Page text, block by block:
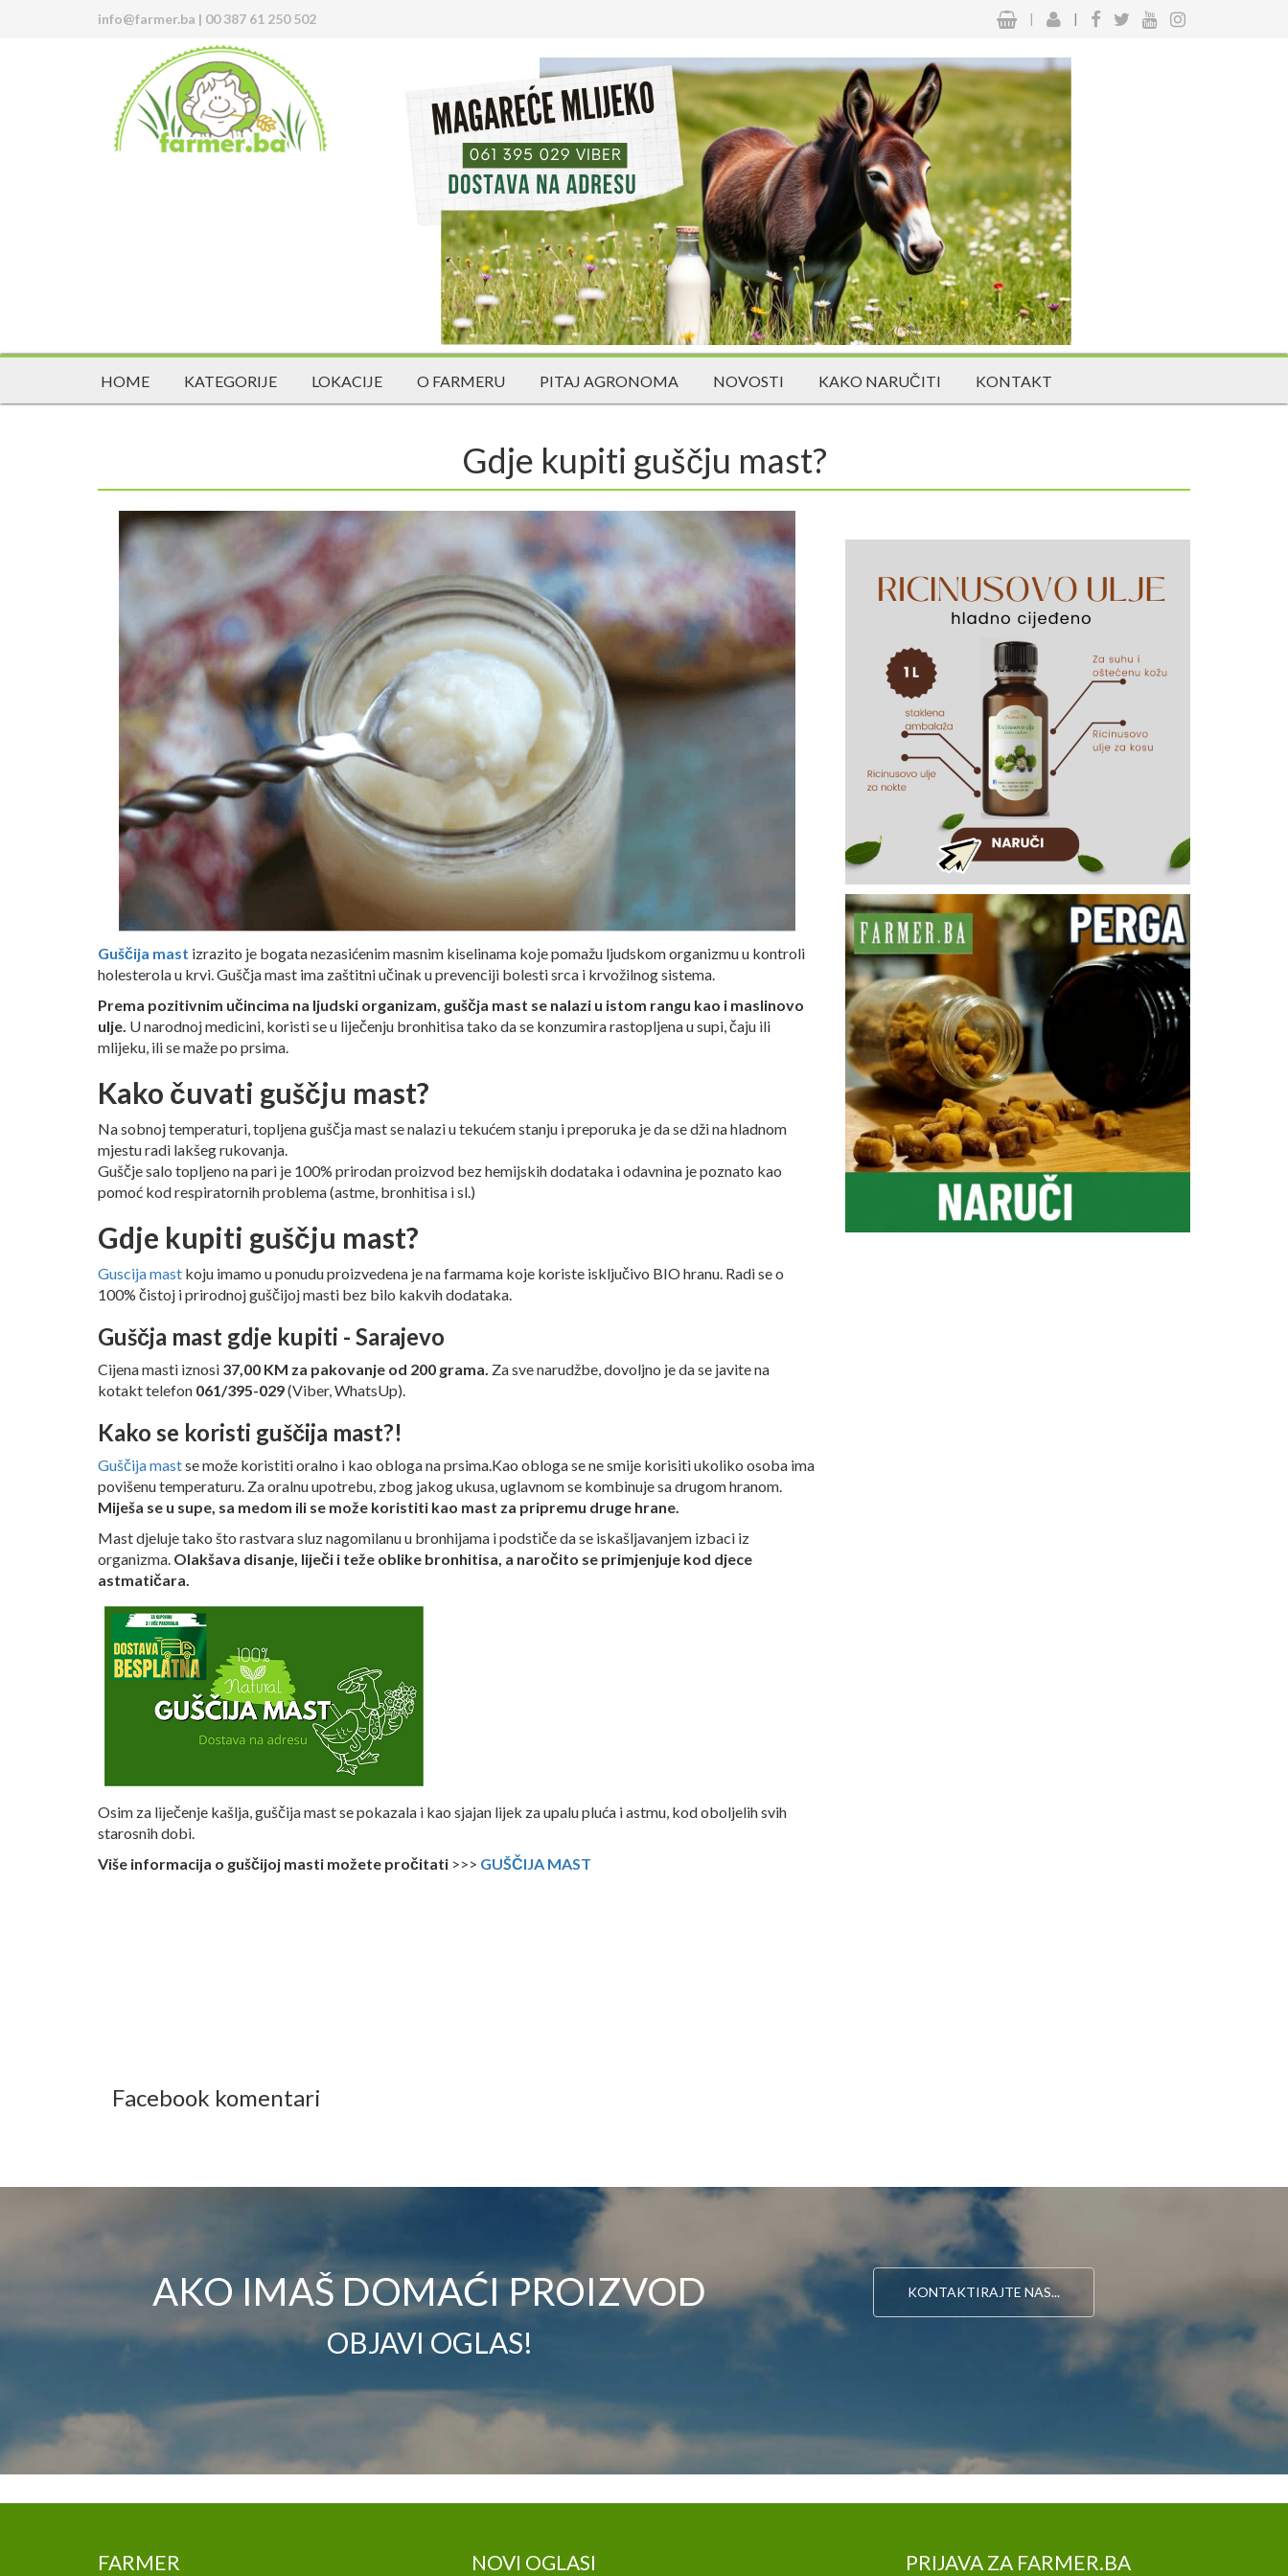
info@farmer.ba | 00 387 61 250 502 | |
HOME KATEGORIJE LOKACIJE O FARMERU PITAJ AGRONOMA NOVOSTI KAKO NARUČITI KONTAKT
Gdje kupiti guščju mast?
Guščija mast izrazito je bogata nezasićenim masnim kiselinama koje pomažu ljudskom organizmu u kontroli
holesterola u krvi. Guščja mast ima zaštitni učinak u prevenciji bolesti srca i krvožilnog sistema.
Prema pozitivnim učincima na ljudski organizam, guščja mast se nalazi u istom rangu kao i maslinovo
ulje. U narodnoj medicini, koristi se u liječenju bronhitisa tako da se konzumira rastopljena u supi, čaju ili
mlijeku, ili se maže po prsima.
Kako čuvati guščju mast?
Na sobnoj temperaturi, topljena guščja mast se nalazi u tekućem stanju i preporuka je da se dži na hladnom
mjestu radi lakšeg rukovanja.
Guščje salo topljeno na pari je 100% prirodan proizvod bez hemijskih dodataka i odavnina je poznato kao
pomoć kod respiratornih problema (astme, bronhitisa i sl.)
Gdje kupiti guščju mast?
Guscija mast koju imamo u ponudu proizvedena je na farmama koje koriste isključivo BIO hranu. Radi se o
100% čistoj i prirodnoj guščijoj masti bez bilo kakvih dodataka.
Guščja mast gdje kupiti - Sarajevo
Cijena masti iznosi 37,00 KM za pakovanje od 200 grama. Za sve narudžbe, dovoljno je da se javite na
kotakt telefon 061/395-029(Viber, WhatsUp).
Kako se koristi guščija mast?!
Guščija mastse može koristiti oralno i kao obloga na prsima.Kao obloga se ne smije korisiti ukoliko osoba ima
povišenu temperaturu. Za oralnu upotrebu, zbog jakog ukusa, uglavnom se kombinuje sa drugom hranom.
Miješa se u supe, sa medom ili se može koristiti kao mast za pripremu druge hrane.
Mast djeluje tako što rastvara sluz nagomilanu u bronhijama i podstiče da se iskašljavanjem izbaci iz
organizma. Olakšava disanje, liječi i teže oblike bronhitisa, a naročito se primjenjuje kod djece
astmatičara.
Osim za liječenje kašlja, guščija mast se pokazala i kao sjajan lijek za upalu pluća i astmu, kod oboljelih svih
starosnih dobi.
Više informacija o guščijoj masti možete pročitati >>> GUŠČIJA MAST
Facebook komentari
AKO IMAŠ DOMAĆI PROIZVOD
OBJAVI OGLAS!
KONTAKTIRAJTE NAS...
FARMER NOVI OGLASI
PRIJAVA ZA FARMER.BA